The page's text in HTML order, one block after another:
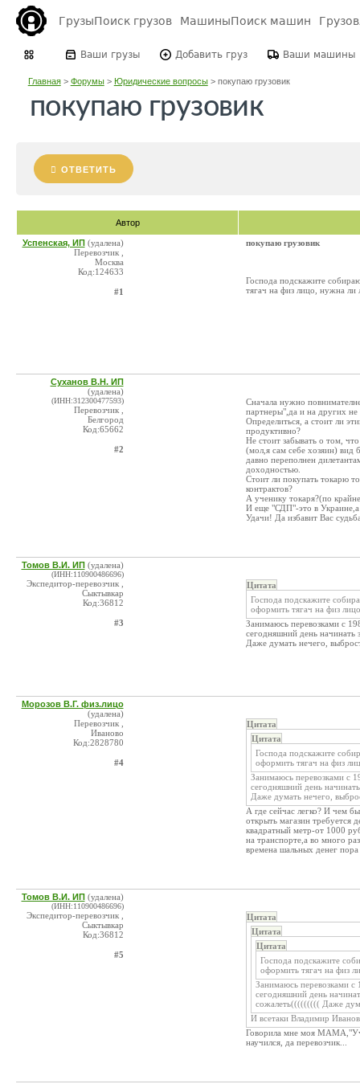
ГрузыПоиск грузов МашиныПоиск машин
Ваши грузы Добавить груз Ваши машины
Главная> Форумы> Юридические вопросы> покупаю грузовик
покупаю грузовик
ОТВЕТИТЬ
Автор
Успенская, ИП (удалена)
Перевозчик ,
Москва
Код:124633
#1
покупаю грузовик
Господа подскажите
тягач на физ лицо, нужна ли
Суханов В.Н. ИП
(удалена)
(ИНН:312300477593)
Перевозчик ,
Белгород
Код:65662
#2
Сначала нужно
партнеры",да и на других
Определиться, а стоит ли
продуктивно?
Не стоит забывать о том,
(мол,я сам себе хозяин) вид
давно переполнен
доходностью.
Стоит ли покупать токарю
контрактов?
А ученику токаря?(по
И еще "СДП"-это в
Удачи! Да избавит Вас
Томов В.И. ИП (удалена)
(ИНН:110900486696)
Экспедитор-перевозчик ,
Сыктывкар
Код:36812
#3
Цитата
Господа подскажите
оформить тягач на физ
Занимаюсь перевозками с
сегодняшний день начинать
Даже думать нечего,
Морозов В.Г. физ.лицо
(удалена)
Перевозчик ,
Иваново
Код:2828780
#4
Цитата
Цитата
Господа подскажите
оформить тягач на физ
Занимаюсь перевозками с
сегодняшний день
Даже думать нечего,
А где сейчас легко? И чем
открыть магазин требуется
квадратный метр-от 1000
на транспорте,а во много
времена шальных денег
Томов В.И. ИП (удалена)
(ИНН:110900486696)
Экспедитор-перевозчик ,
Сыктывкар
Код:36812
#5
Цитата
Цитата
Цитата
Господа подскажите
оформить тягач на физ
Занимаюсь перевозками
сегодняшний день
сожалеть((((((((( Даже
И всетаки Владимир
Говорила мне моя
научился, да перевозчик...